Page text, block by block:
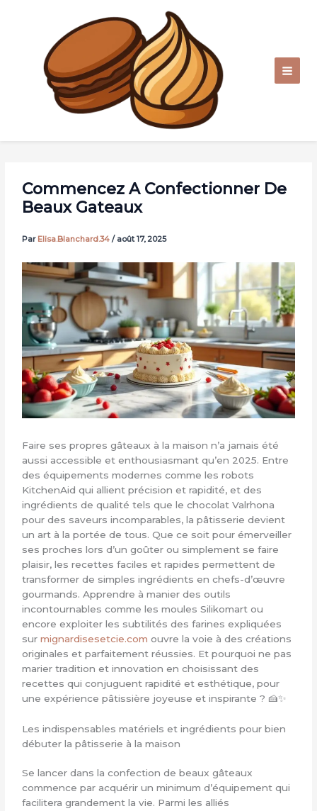
Commencez A Confectionner De
Beaux Gateaux
Par Elisa.Blanchard.34/ août 17, 2025
Faire ses propres gâteaux à la maison n’a jamais été
aussi accessible et enthousiasmant qu’en 2025. Entre
des équipements modernes comme les robots
KitchenAid qui allient précision et rapidité, et des
ingrédients de qualité tels que le chocolat Valrhona
pour des saveurs incomparables, la pâtisserie devient
un art à la portée de tous. Que ce soit pour émerveiller
ses proches lors d’un goûter ou simplement se faire
plaisir, les recettes faciles et rapides permettent de
transformer de simples ingrédients en chefs-d’œuvre
gourmands. Apprendre à manier des outils
incontournables comme les moules Silikomart ou
encore exploiter les subtilités des farines expliquées
surmignardisesetcie.com ouvre la voie à des créations
originales et parfaitement réussies. Et pourquoi ne pas
marier tradition et innovation en choisissant des
recettes qui conjuguent rapidité et esthétique, pour
une expérience pâtissière joyeuse et inspirante ? 🍰✨
Les indispensables matériels et ingrédients pour bien
débuter la pâtisserie à la maison
Se lancer dans la confection de beaux gâteaux
commence par acquérir un minimum d’équipement qui
facilitera grandement la vie. Parmi les alliés